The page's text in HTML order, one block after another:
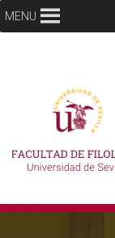
MENU